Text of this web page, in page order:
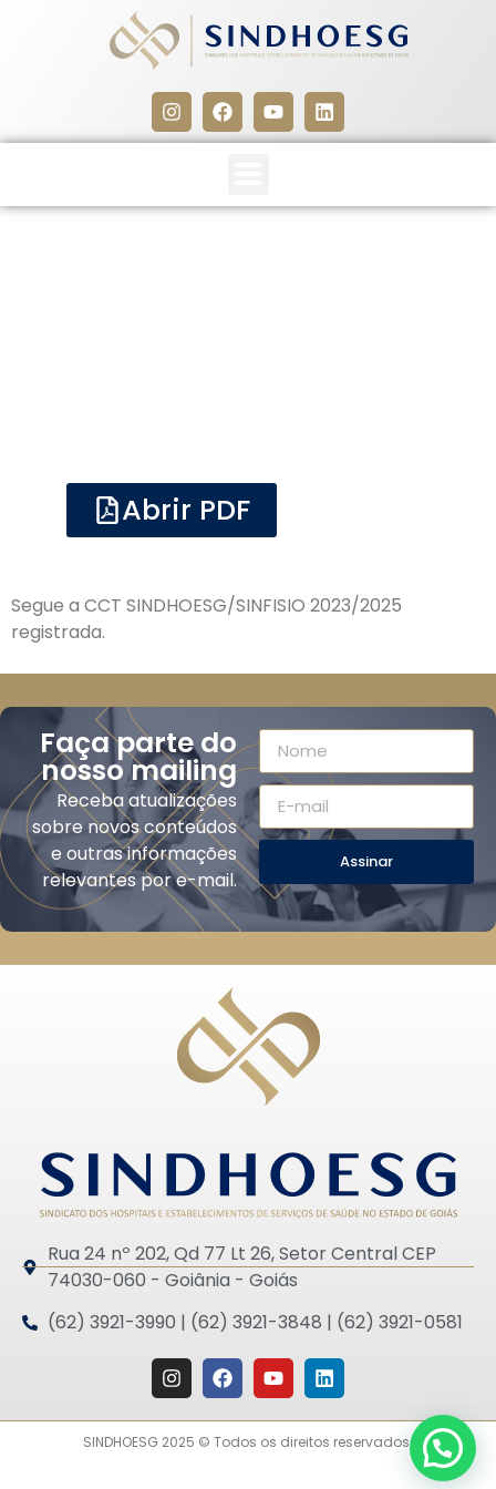
Abrir PDF
Segue a CCT SINDHOESG/SINFISIO 2023/2025
registrada.
Faça parte do
nosso mailing
Receba atualizações
sobre novos conteúdos
e outras informações
relevantes por e-mail.
Assinar
Rua 24 nº 202, Qd 77 Lt 26, Setor Central CEP
74030-060 - Goiânia - Goiás
(62) 3921-3990 | (62) 3921-3848 | (62) 3921-0581
SINDHOESG 2025 © Todos os direitos reservados